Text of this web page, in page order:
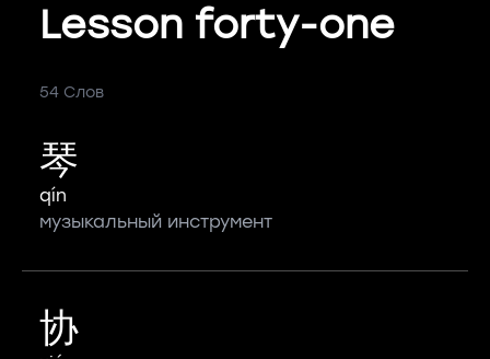
Lesson forty-one
54 Слов
琴
qín
музыкальный инструмент
协